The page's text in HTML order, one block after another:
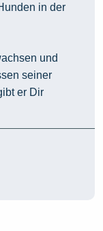
in der
und
seiner
er Dir